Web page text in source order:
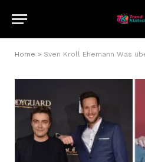
Home » Sven Kroll Ehemann Was über das